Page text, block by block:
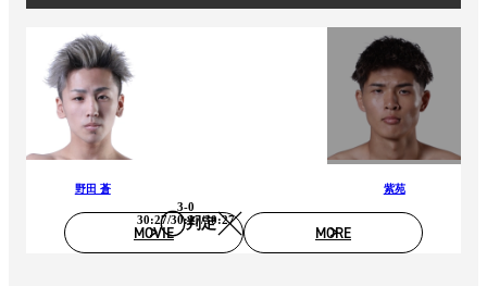
野田 蒼
判定
3-0
30:27/30:27/30:27
紫苑
MOVIE MORE